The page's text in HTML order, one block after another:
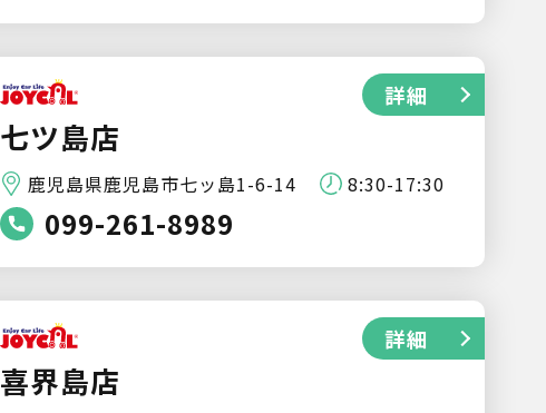
七ツ島店
鹿児島県鹿児島市七ッ島1-6-14 8:30-17:30
099-261-8989
詳細
喜界島店
詳細